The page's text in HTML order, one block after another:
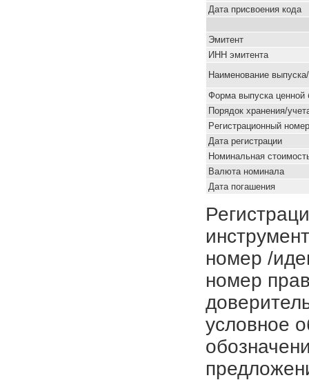
Дата присвоения кода
Эмитент
ИНН эмитента
Наименование
Форма выпуска ценной
Порядок хранения/
Pегистрационный номер
Дата регистрации
Номинальная
Валюта номинала
Дата погашения
номер /
номер
условное